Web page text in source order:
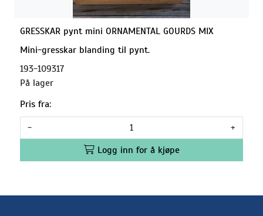
GRESSKAR pynt mini ORNAMENTAL GOURDS MIX
Mini-gresskar blanding til pynt.
193-109317
På lager
Pris fra:
-
+
Logg inn for å kjøpe